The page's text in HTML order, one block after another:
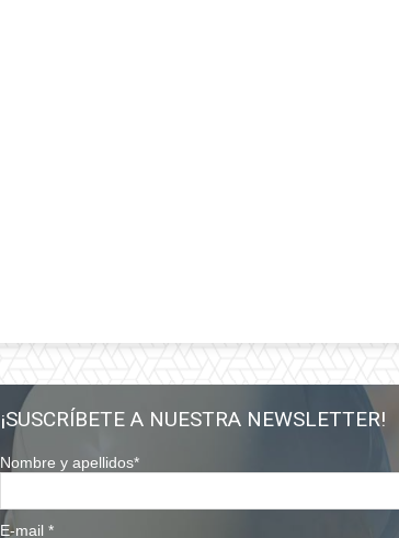
¡SUSCRÍBETE A NUESTRA NEWSLETTER!
Nombre y apellidos*
E-mail*